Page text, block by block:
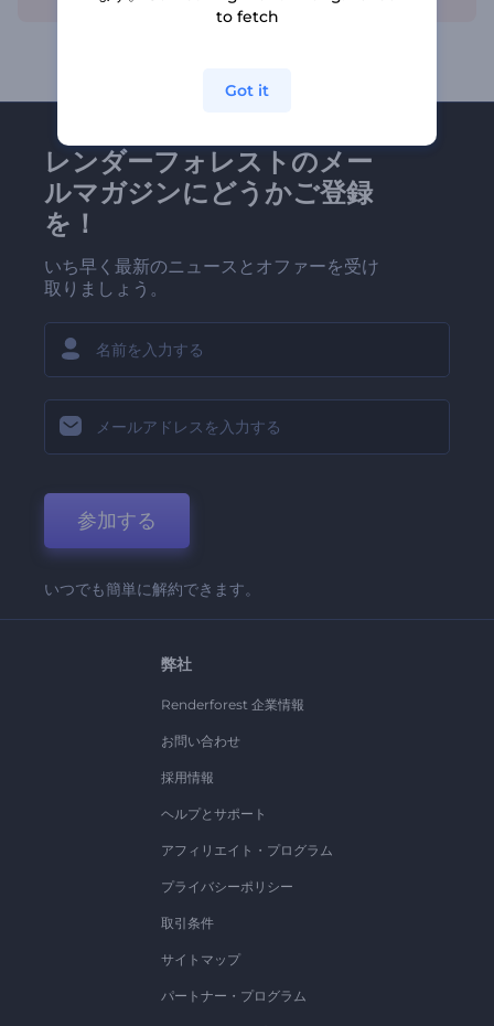
レンダーフォレストのメー
ルマガジンにどうかご登録
を！
いち早く最新のニュースとオファーを受け
取りましょう。
参加する
いつでも簡単に解約できます。
弊社
Renderforest 企業情報
お問い合わせ
採用情報
ヘルプとサポート
アフィリエイト・プログラム
プライバシーポリシー
取引条件
サイトマップ
パートナー・プログラム
to fetch
Got it